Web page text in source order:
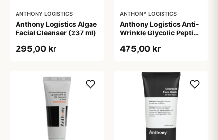
ANTHONY LOGISTICS
Anthony Logistics Algae
Facial Cleanser (237 ml)
295,00 kr
ANTHONY LOGISTICS
Anthony Logistics Anti-
Wrinkle Glycolic Peptide
475,00 kr